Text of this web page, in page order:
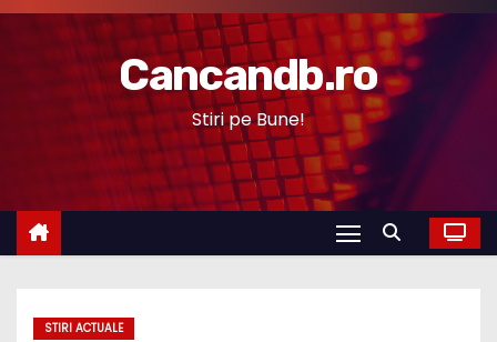
Cancandb.ro
Stiri pe Bune!
STIRI ACTUALE